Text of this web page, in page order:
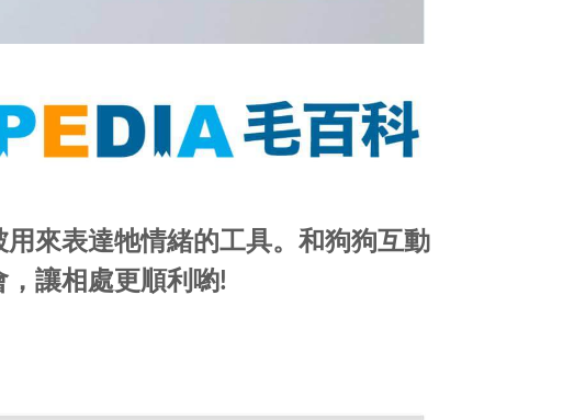
來表達牠情緒的工具。和狗狗互動
讓相處更順利喲!